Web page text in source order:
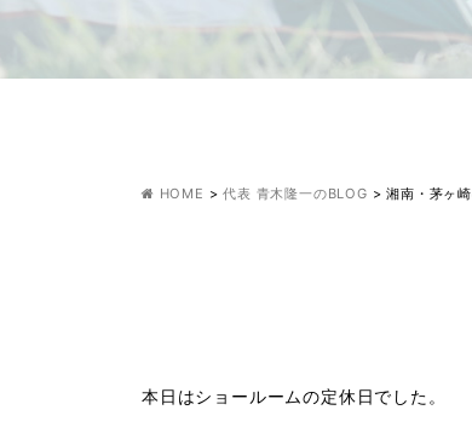
HOME >代表 青木隆一のBLOG >湘南・茅ヶ
本日はショールームの定休日でした。